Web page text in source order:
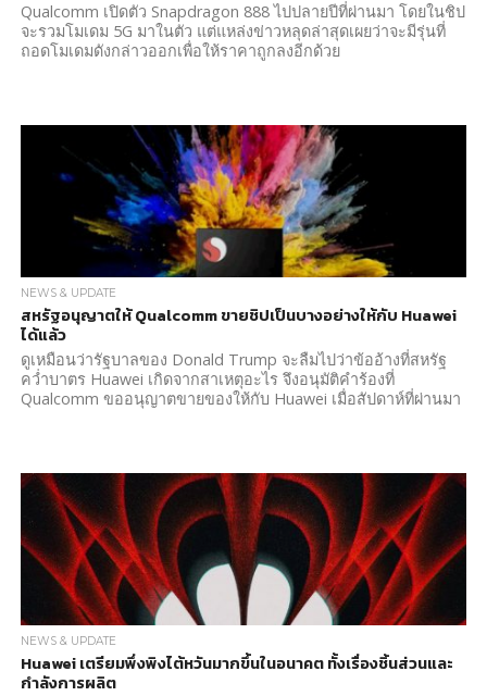
Qualcomm เปิดตัว Snapdragon 888 ไปปลายปีที่ผ่านมา โดยในชิป
จะรวมโมเดม 5G มาในตัว แต่แหล่งข่าวหลุดล่าสุดเผยว่าจะมีรุ่นที่
ถอดโมเดมดังกล่าวออกเพื่อให้ราคาถูกลงอีกด้วย
NEWS & UPDATE
สหรัฐอนุญาตให้ Qualcomm ขายชิปเป็นบางอย่างให้กับ Huawei
ได้แล้ว
ดูเหมือนว่ารัฐบาลของ Donald Trump จะลืมไปว่าข้ออ้างที่สหรัฐ
คว่ำบาตร Huawei เกิดจากสาเหตุอะไร จึงอนุมัติคำร้องที่
Qualcomm ขออนุญาตขายของให้กับ Huawei เมื่อสัปดาห์ที่ผ่านมา
NEWS & UPDATE
Huawei เตรียมพึ่งพิงไต้หวันมากขึ้นในอนาคต ทั้งเรื่องชิ้นส่วนและ
กำลังการผลิต